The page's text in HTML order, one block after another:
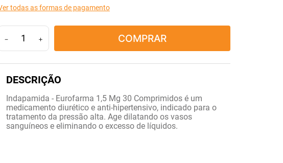
todas as formas de pagamento
＋
－ COMPRAR
Indapamida - Eurofarma 1,5 Mg 30 Comprimidos é um
medicamento diurético e anti-hipertensivo, indicado para o
tratamento da pressão alta. Age dilatando os vasos
sanguíneos e eliminando o excesso de líquidos.